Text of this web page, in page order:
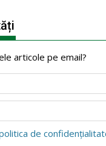
articole pe email?
de